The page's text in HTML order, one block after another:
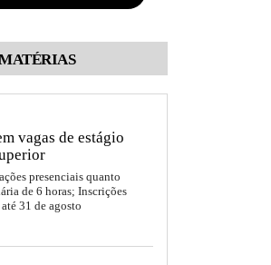
vagas de estágio
presenciais quanto
de 6 horas; Inscrições
31 de agosto